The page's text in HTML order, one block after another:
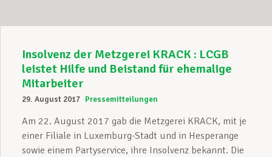
Insolvenz der Metzgerei KRACK : LCGB
leistet Hilfe und Beistand für ehemalige
Mitarbeiter
29. August 2017 Pressemitteilungen
Am 22. August 2017 gab die Metzgerei KRACK, mit je
einer Filiale in Luxemburg-Stadt und in Hesperange
sowie einem Partyservice, ihre Insolvenz bekannt. Die